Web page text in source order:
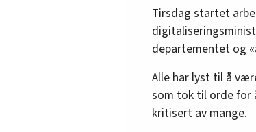
Tirsdag startet
departementet og
Alle har lyst til å
som tok til orde for
kritisert av mange.